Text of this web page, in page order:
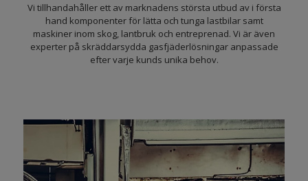
Vi tillhandahåller ett av marknadens största utbud av i första
hand komponenter för lätta och tunga lastbilar samt
maskiner inom skog, lantbruk och entreprenad. Vi är även
experter på skräddarsydda gasfjäderlösningar anpassade
efter varje kunds unika behov.